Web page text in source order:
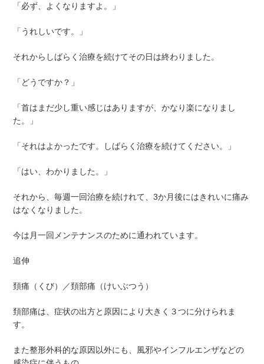
「必ず、よくなりますよ。」
「うれしいです。」
それからしばらく治療を続けてその日は終わりました。
「どうですか？」
「首はまだ少し重い感じはありますが、かなり楽になりまし
た。」
「それはよかったです。しばらく治療を続けてください。」
「はい、わかりました。」
それから、毎週一回治療を続けれて、3か月後にはきれいに痛み
はなくなりました。
今は月一回メンテナンスのために通われています。
追伸
頚痛（くび）／頚部痛（けいぶつう）
頚部痛は、症状の出方と原因により大きく３つに分けられま
す。
また整形外科的な原因以外にも、風邪やインフルエンザなどの